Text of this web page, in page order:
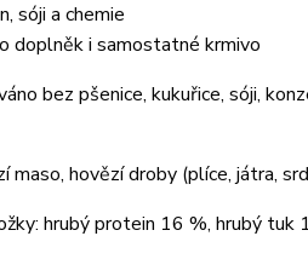
sóji a chemie
doplněk i samostatné krmivo
bez pšenice, kukuřice, sóji,
maso, hovězí droby (plíce, játra,
hrubý protein 16 %, hrubý tuk